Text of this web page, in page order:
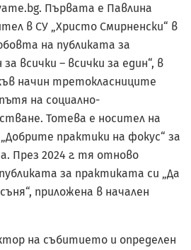
Първата е Павлина
в СУ „Христо Смирненски“ в
на публиката за
всички – всички за един“, в
начин третокласниците
на социално-
Тотева е носител на
практики на фокус“ за
През 2024 г. тя отново
за практиката си „Да
приложена в начален
на събитието и определен